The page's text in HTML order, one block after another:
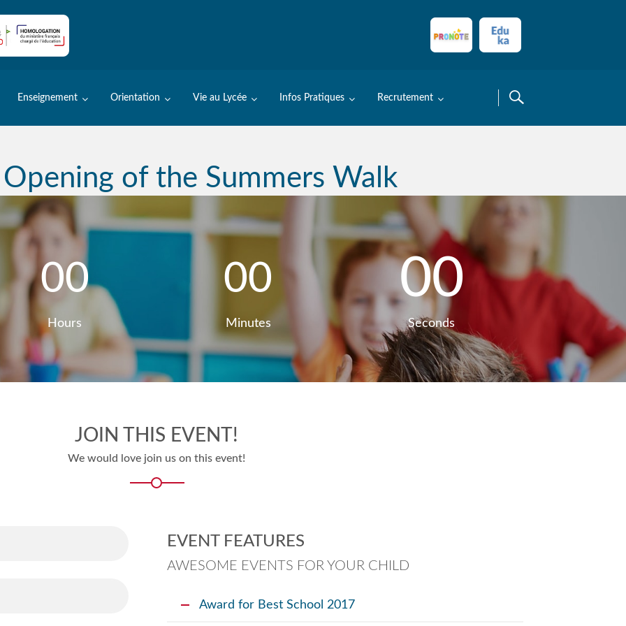
Enseignement Orientation Vie au Lycée Infos Pratiques Recrutement
of the Summers Walk
00
Hours
00
Minutes
00
Seconds
JOIN THIS EVENT!
We would love join us on this event!
EVENT FEATURES
AWESOME EVENTS FOR YOUR CHILD
Award for Best School 2017